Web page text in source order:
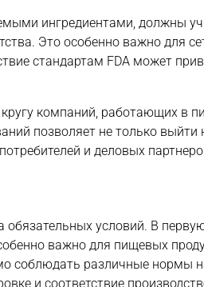
ингредиентами, должны
Это особенно важно для
стандартам FDA может
компаний, работающих в
позволяет не только
и деловых
условий. В
важно для пищевых
соблюдать различные нормы
и соответствие